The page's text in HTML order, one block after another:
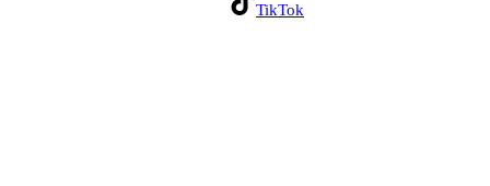
TikTok